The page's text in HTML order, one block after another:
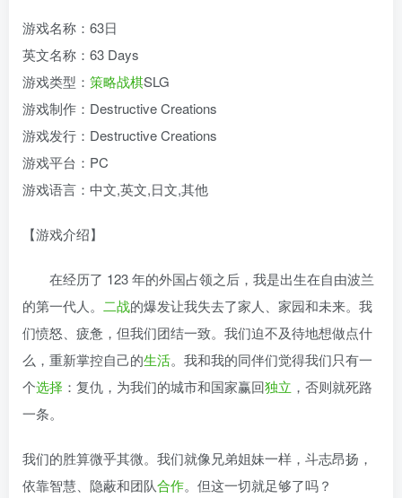
游戏名称：63日
英文名称：63 Days
游戏类型： 策略战棋SLG
游戏制作：Destructive Creations
游戏发行：Destructive Creations
游戏平台：PC
游戏语言：中文,英文,日文,其他
【游戏介绍】
在经历了 123 年的外国占领之后，我是出生在自由波兰
的第一代人。 二战的爆发让我失去了家人、家园和未来。我
们愤怒、疲惫，但我们团结一致。我们迫不及待地想做点什
么，重新掌控自己的生活。我和我的同伴们觉得我们只有一
个选择 ：复仇，为我们的城市和国家赢回独立 ，否则就死路
一条。
我们的胜算微乎其微。我们就像兄弟姐妹一样，斗志昂扬，
依靠智慧、隐蔽和团队合作。但这一切就足够了吗？